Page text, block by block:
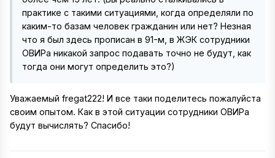
практике с такими ситуациями, когда определяли по
каким-то базам человек гражданин или нет? Незная
что я был здесь прописан в 91-м, в ЖЭК сотрудники
ОВИРа никакой запрос подавать точно не будут, как
тогда они могут определить это?)
Уважаемый fregat222! И все таки поделитесь пожалуйста
своим опытом. Как в этой ситуации сотрудники ОВИРа
будут вычислять? Спасибо!